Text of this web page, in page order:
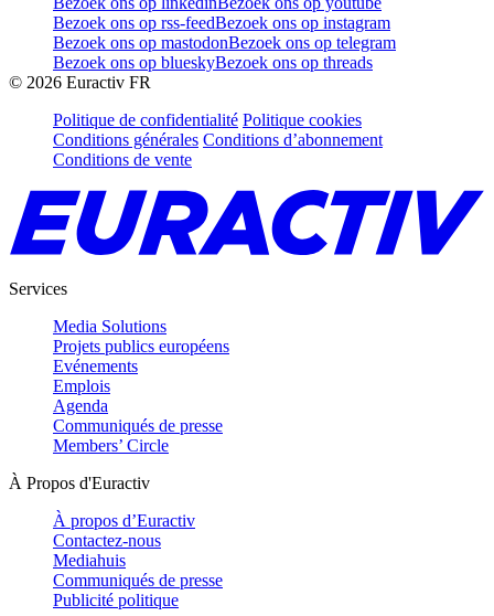
Bezoek ons op rss-feedBezoek ons op instagram
Bezoek ons op mastodonBezoek ons op telegram
Bezoek ons op blueskyBezoek ons op threads
© 2026 Euractiv FR
Politique de confidentialité Politique cookies
Conditions générales Conditions d’abonnement
Conditions de vente
Services
Media Solutions
Projets publics européens
Evénements
Emplois
Agenda
Communiqués de presse
Members’ Circle
À Propos d'Euractiv
À propos d’Euractiv
Contactez-nous
Mediahuis
Communiqués de presse
Publicité politique